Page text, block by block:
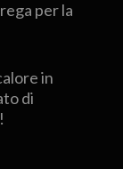
per la
in
di